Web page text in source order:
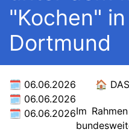
"Kochen"
Dortmund
06.06.2026
06.06.2026
06.06.2026Im